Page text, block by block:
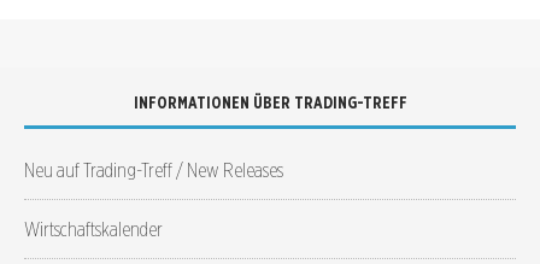
INFORMATIONEN ÜBER TRADING-TREFF
Neu auf Trading-Treff / New Releases
Wirtschaftskalender